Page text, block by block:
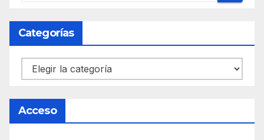
Categorías
Categorías
Acceso